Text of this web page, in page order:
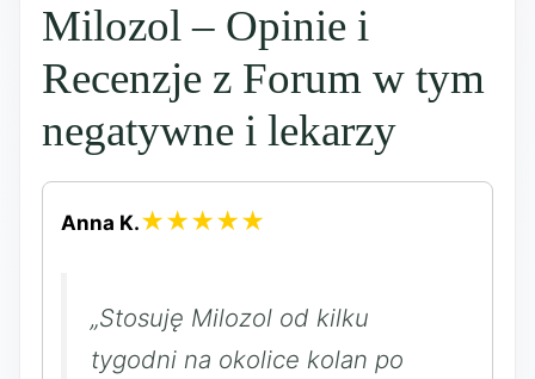
Milozol – Opinie i
Recenzje z Forum w tym
negatywne i lekarzy
Anna K.★★★★★
„Stosuję Milozol od kilku
tygodni na okolice kolan po